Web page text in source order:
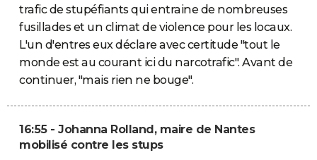
trafic de stupéfiants qui entraine de nombreuses
fusillades et un climat de violence pour les locaux.
L'un d'entres eux déclare avec certitude "tout le
monde est au courant ici du narcotrafic". Avant de
continuer, "mais rien ne bouge".
16:55 - Johanna Rolland, maire de Nantes
mobilisé contre les stups